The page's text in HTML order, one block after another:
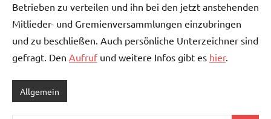
Betrieben zu verteilen und ihn bei den jetzt anstehenden
Mitlieder- und Gremienversammlungen einzubringen
und zu beschließen. Auch persönliche Unterzeichner sind
gefragt. Den Aufrufund weitere Infos gibt es hier.
Allgemein